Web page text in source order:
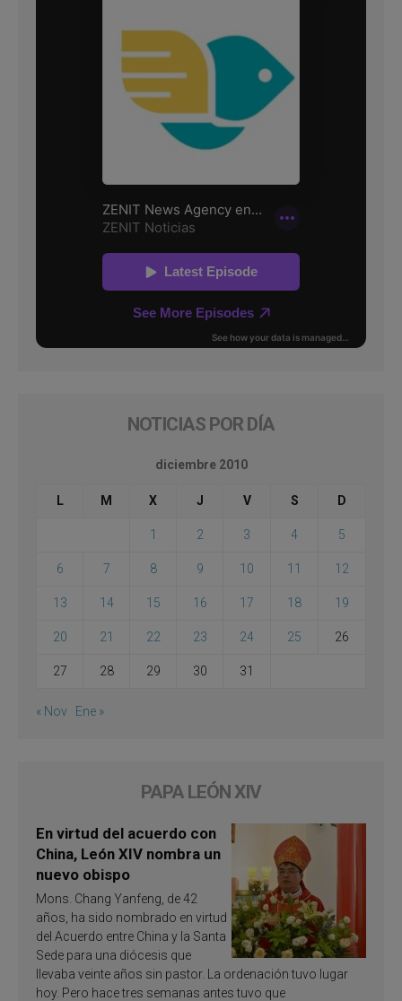
NOTICIAS POR DÍA
diciembre 2010
L M X J V S D
1 2 3 4 5
6 7 8 9 10 11 12
13 14 15 16 17 18 19
20 21 22 23 24 25 26
27 28 29 30 31
« Nov Ene »
PAPA LEÓN XIV
En virtud del acuerdo con
China, León XIV nombra un
nuevo obispo
Mons. Chang Yanfeng, de 42
años, ha sido nombrado en virtud
del Acuerdo entre China y la Santa
Sede para una diócesis que
llevaba veinte años sin pastor. La ordenación tuvo lugar
hoy. Pero hace tres semanas antes tuvo que